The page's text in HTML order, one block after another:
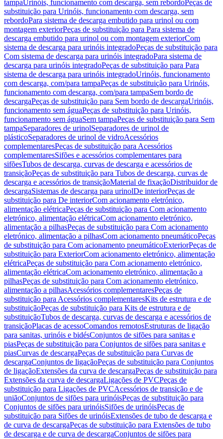
tampaUrinóis, funcionamento com descarga, sem rebordoPeças de
substituição para Urinóis, funcionamento com descarga, sem
rebordoPara sistema de descarga embutido para urinol ou com
montagem exteriorPeças de substituição para Para sistema de
descarga embutido para urinol ou com montagem exteriorCom
sistema de descarga para urinóis integradoPeças de substituição para
Com sistema de descarga para urinóis integradoPara sistema de
descarga para urinóis integradoPeças de substituição para Para
sistema de descarga para urinóis integradoUrinóis, funcionamento
com descarga, com/para tampaPeças de substituição para Urinóis,
funcionamento com descarga, com/para tampaSem bordo de
descargaPeças de substituição para Sem bordo de descargaUrinóis,
funcionamento sem águaPeças de substituição para Urinóis,
funcionamento sem águaSem tampaPeças de substituição para Sem
tampaSeparadores de urinolSeparadores de urinol de
plásticoSeparadores de urinol de vidroAcessórios
complementaresPeças de substituição para Acessórios
complementaresSifões e acessórios complementares para
sifõesTubos de descarga, curvas de descarga e acessórios de
transiçãoPeças de substituição para Tubos de descarga, curvas de
descarga e acessórios de transiçãoMaterial de fixaçãoDistribuidor de
descargaSistemas de descarga para urinolDe interiorPeças de
substituição para De interiorCom acionamento eletrónico,
alimentação elétricaPeças de substituição para Com acionamento
eletrónico, alimentação elétricaCom acionamento eletrónico,
alimentação a pilhasPeças de substituição para Com acionamento
eletrónico, alimentação a pilhasCom acionamento pneumáticoPeças
de substituição para Com acionamento pneumáticoExteriorPeças de
substituição para ExteriorCom acionamento eletrónico, alimentação
elétricaPeças de substituição para Com acionamento eletrónico,
alimentação elétricaCom acionamento eletrónico, alimentação a
pilhasPeças de substituição para Com acionamento eletrónico,
alimentação a pilhasAcessórios complementaresPeças de
substituição para Acessórios complementaresKits de estrutura e de
substituiçãoPeças de substituição para Kits de estrutura e de
substituiçãoTubos de descarga, curvas de descarga e acessórios de
transiçãoPlacas de acessoComandos remotosEstruturas de ligação
para sanitas, urinóis e bidésConjuntos de sifões para sanitas e
piasPeças de substituição para Conjuntos de sifões para sanitas e
piasCurvas de descargaPeças de substituição para Curvas de
descargaConjuntos de ligaçãoPeças de substituição para Conjuntos
de ligaçãoExtensões da curva de descargaPeças de substituição para
Extensões da curva de descargaLigações de PVCPeças de
substituição para Ligações de PVCAcessórios de transição e de
uniãoConjuntos de sifões para urinóisPeças de substituição para
Conjuntos de sifões para urinóisSifões de urinóisPeças de
substituição para Sifões de urinóisExtensões de tubo de descarga e
de curva de descargaPeças de substituição para Extensões de tubo
de descarga e de curva de descargaConjuntos de sifões para